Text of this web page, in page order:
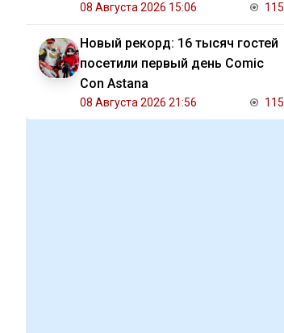
Казахстана
08 Августа 2026 15:06 115
Новый рекорд: 16 тысяч гостей
посетили первый день Comic
Con Astana
08 Августа 2026 21:56 115